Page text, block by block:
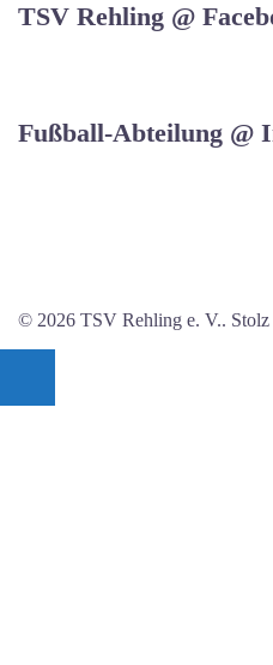
TSV Rehling @
Fußball-Abteilung @
© 2026 TSV Rehling e. V.. Stolz